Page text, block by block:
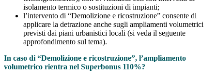
isolamento termico o sostituzioni di impianti;
l’intervento di “Demolizione e ricostruzione” consente di
applicare la detrazione anche sugli ampliamenti volumetrici
previsti dai piani urbanistici locali (si veda il seguente
approfondimento sul tema).
In caso di “Demolizione e ricostruzione”, l’ampliamento
volumetrico rientra nel Superbonus 110%?